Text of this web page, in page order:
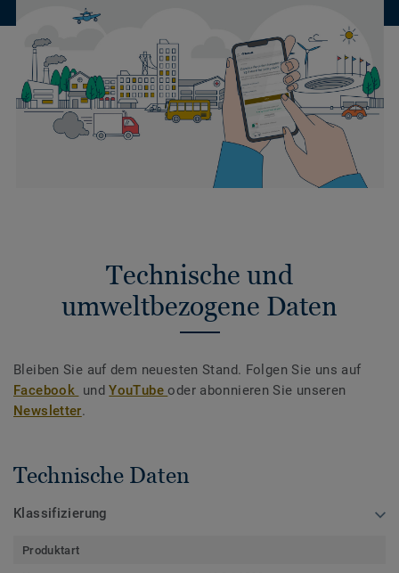
Technische und
umweltbezogene Daten
Bleiben Sie auf dem neuesten Stand. Folgen Sie uns auf
Facebook undYouTubeoder abonnieren Sie unseren
Newsletter.
Technische Daten
Klassifizierung
Produktart